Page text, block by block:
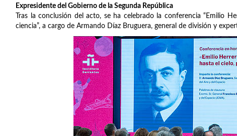
Expresidente del Gobierno de la Segunda República
Tras la conclusión del acto, se ha celebrado la conferencia “Emilio
ciencia”, a cargo de Armando Díaz Bruguera, general de división y